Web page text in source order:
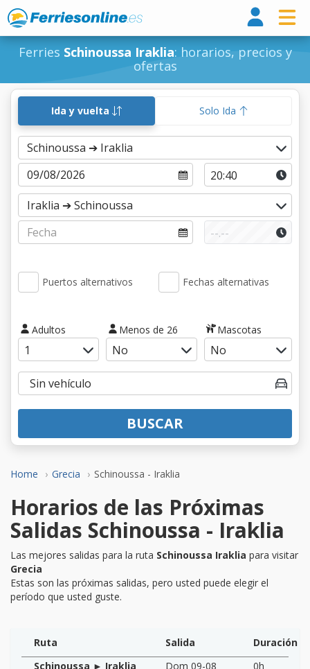
Ferries Schinoussa Iraklia: horarios, precios y
ofertas
Home Grecia Schinoussa - Iraklia
Ida y vuelta Solo Ida
Puertos alternativos Fechas alternativas
Adultos Menos de 26 Mascotas
BUSCAR
Horarios de las Próximas
Salidas Schinoussa - Iraklia
Las mejores salidas para la ruta Schinoussa Iraklia para visitar
Grecia
Estas son las próximas salidas, pero usted puede elegir el
período que usted guste.
Ruta Salida
Duración
Schinoussa ► Iraklia
Dom 09-08
0h